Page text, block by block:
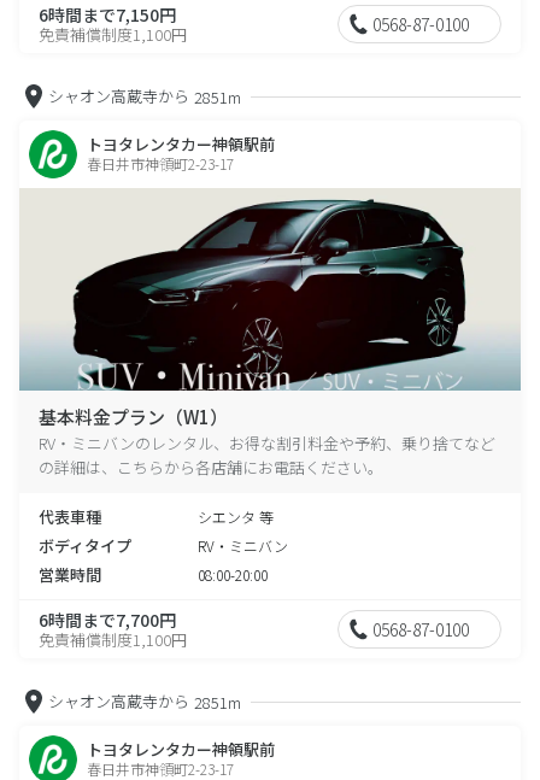
6時間まで7,150円
免責補償制度1,100円 0568-87-0100
シャオン高蔵寺から 2851m
トヨタレンタカー神領駅前
春日井市神領町2-23-17
基本料金プラン（W1）
RV・ミニバンのレンタル、お得な割引料金や予約、乗り捨てなど
の詳細は、こちらから各店舗にお電話ください。
代表車種 シエンタ 等
ボディタイプ RV・ミニバン
営業時間 08:00-20:00
6時間まで7,700円
免責補償制度1,100円 0568-87-0100
シャオン高蔵寺から 2851m
トヨタレンタカー神領駅前
春日井市神領町2-23-17